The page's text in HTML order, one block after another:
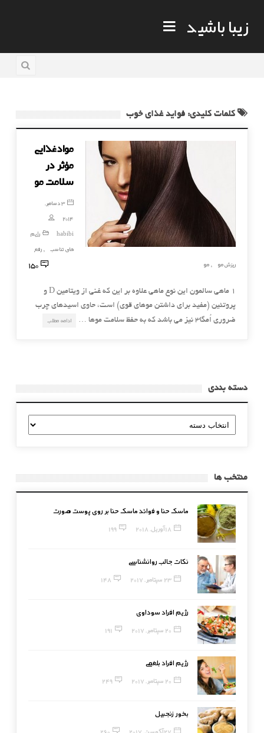
زیبا باشید
کلمات کلیدی: فواید غذای خوب
موادغذایی
مؤثر در
سلامت مو
3 دسامبر,
2014
habibi
رژیم
های تناسب
, رفع
ریزش مو
, مو 150
۱ ماهی سالمون این نوع ماهی علاوه بر این که غنی از ویتامین D و
پروتئین (مفید برای داشتن موهای قوی) است، حاوی اسیدهای چرب
ضروری اُمگا۳ نیز می باشد که به حفظ سلامت موها …
ادامه مطلب
دسته بندی
دسته
بندی
منتخب ها
ماسک حنا و فوائد ماسک حنا بر روی پوست صورت
18 آوریل, 2018 199
نکات جالب روانشناسی
23 سپتامبر, 2017 148
رژیم افراد سوداوی
20 سپتامبر, 2017 191
رژیم افراد بلغمی
20 سپتامبر, 2017 249
بخور زنجبیل
27 آگوست, 2017 260